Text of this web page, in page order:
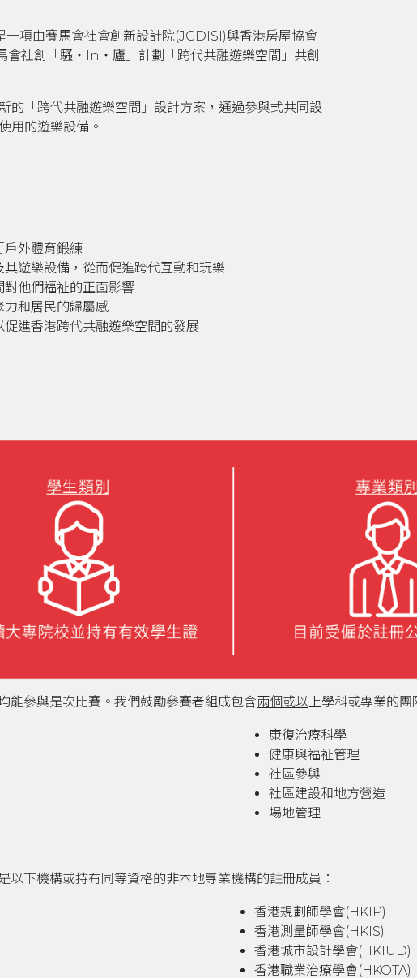
項由賽馬會社會創新設計院(JCDISI)與香港房屋協會
會社創「騷‧In‧廬」計劃「跨代共融遊樂空間」共創
的「跨代共融遊樂空間」設計方案，通過參與式共同設
用的遊樂設備 。
戶外體育鍛練
遊樂設備，從而促進跨代互動和玩樂
對他們福祉的正面影響
力和居民的歸屬感
進香港跨代共融遊樂空間的發展
能參與是次比賽。 我們鼓勵參賽者組成包含兩個或以上學科或專業的團
康復治療科學
健康與福祉管理
社區參與
社區建設和地方營造
場地管理
以下機構或持有同等資格的非本地專業機構的註冊成員：
香港規劃師學會(HKIP)
香港測量師學會(HKIS)
香港城市設計學會(HKIUD)
香港職業治療學會​​​​​​​​(HKOTA)